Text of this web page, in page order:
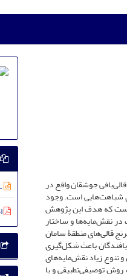
جوشقان واقع در
شباهت‌‌هایی است. وجود
است که هدف این پژوهش
در نقش‌مایه‌ها و ساختار
قالی‌‌های منطقۀ سامان
باعث شکل‌‌گیری
تنوع زیاد نقش‌مایه‌های
توصیفی‌تطبیقی و با
XML